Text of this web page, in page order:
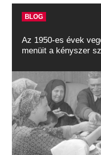
BLOG
Az 1950-es évek
menüit a kényszer